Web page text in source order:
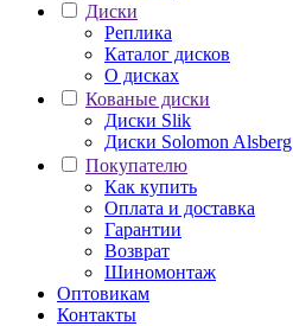
Диски
Реплика
Каталог дисков
О дисках
Кованые диски
Диски Slik
Диски Solomon Alsberg
Покупателю
Как купить
Оплата и доставка
Гарантии
Возврат
Шиномонтаж
Оптовикам
Контакты